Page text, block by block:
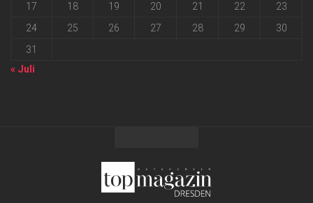
17
18 19 20 21 22
23
24
25 26 27 28 29
30
31
« Juli